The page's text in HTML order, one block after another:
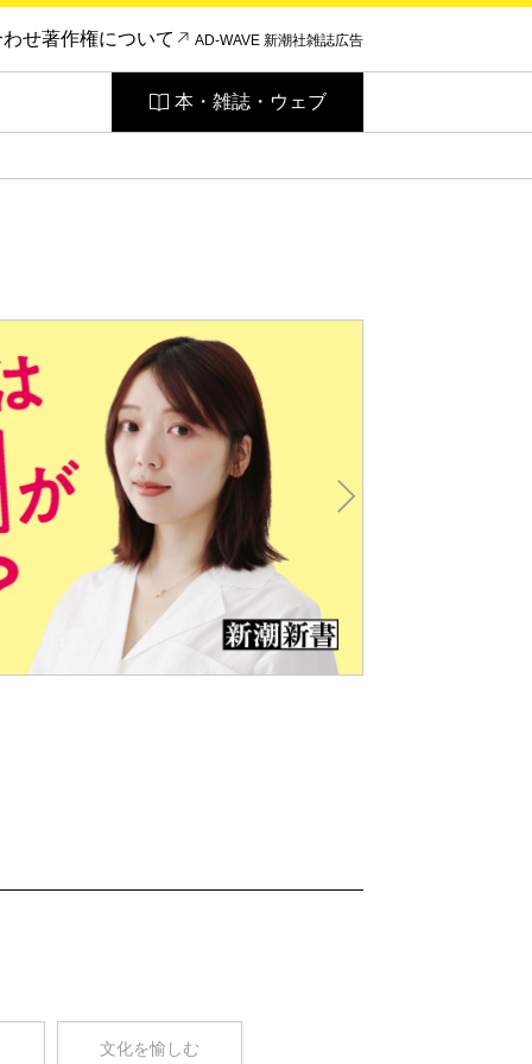
わせ著作権について AD-WAVE 新潮社雑誌広告
本・雑誌・ウェブ
文化を愉しむ